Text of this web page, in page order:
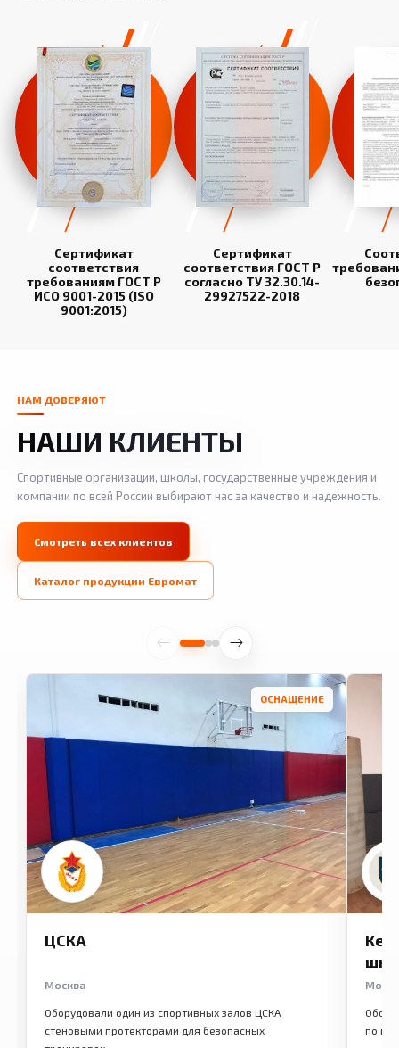
Сертификат
соответствия
требованиям ГОСТ Р
ИСО 9001-2015 (ISO
9001:2015)
Сертификат
соответствия ГОСТ Р
согласно ТУ 32.30.14-
29927522-2018
НАМ ДОВЕРЯЮТ
НАШИ КЛИЕНТЫ
Спортивные организации, школы, государственные учреждения и
компании по всей России выбирают нас за качество и надежность.
Смотреть всех клиентов
Каталог продукции Евромат
ОСНАЩЕНИЕ
ЦСКА
Москва
Оборудовали один из спортивных залов ЦСКА
стеновыми протекторами для безопасных
по